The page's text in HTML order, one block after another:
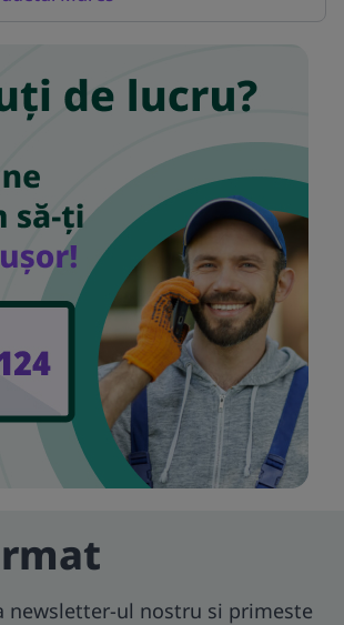
newsletter-ul nostru si primeste